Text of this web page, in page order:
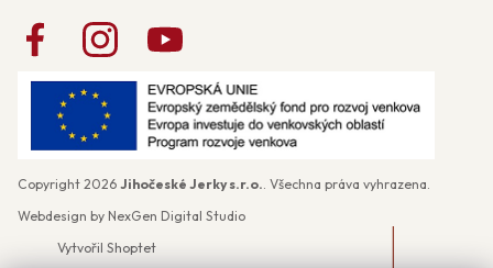
Webdesign by NexGen Digital Studio
Vytvořil Shoptet
Copyright 2026 Jihočeské Jerky s.r.o. . Všechna práva vyhrazena.